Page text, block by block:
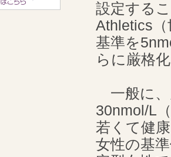
設定する
Athletics
基準を
らに厳格
一般に、
30nmol/L
若くて健
女性の基